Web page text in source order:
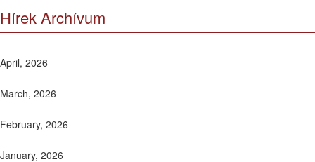
Hírek Archívum
April, 2026
March, 2026
February, 2026
January, 2026